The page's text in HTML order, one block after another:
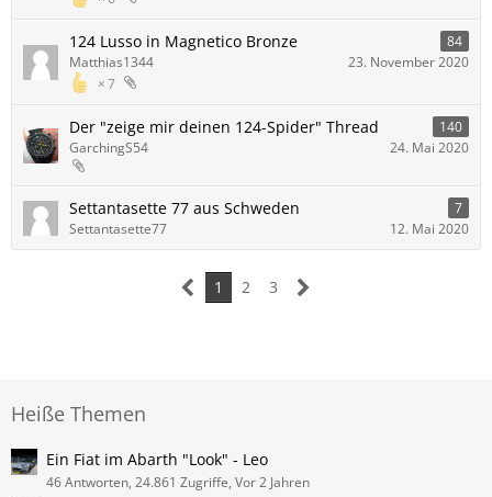
124 Lusso in Magnetico Bronze 84
7
Matthias1344 23. November 2020
Der "zeige mir deinen 124-Spider" Thread
140
GarchingS54
24. Mai 2020
Settantasette 77 aus Schweden
7
Settantasette77
12. Mai 2020
1 2 3
Heiße Themen
Ein Fiat im Abarth "Look" - Leo
46 Antworten, 24.861 Zugriffe, Vor 2 Jahren